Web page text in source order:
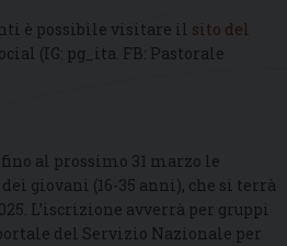
è possibile visitare il sito del
(IG: pg_ita. FB: Pastorale
fino al prossimo 31 marzo le
giovani (16-35 anni), che si terrà
L’iscrizione avverrà per gruppi
del Servizio Nazionale per